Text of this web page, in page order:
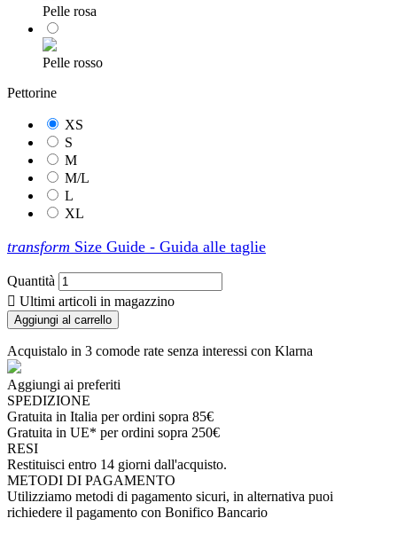
Pelle rosa
Pelle rosso
Pettorine
XS
S
M
M/L
L
XL
transform Size Guide - Guida alle taglie
Quantità
 Ultimi articoli in magazzino
Aggiungi al carrello
Acquistalo in 3 comode rate senza interessi con Klarna
Aggiungi ai preferiti
SPEDIZIONE
Gratuita in Italia per ordini sopra 85€
Gratuita in UE* per ordini sopra 250€
RESI
Restituisci entro 14 giorni dall'acquisto.
METODI DI PAGAMENTO
Utilizziamo metodi di pagamento sicuri, in alternativa puoi
richiedere il pagamento con Bonifico Bancario